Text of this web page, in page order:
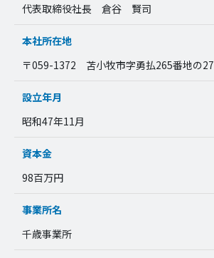
代表取締役社長 倉谷 賢司
本社所在地
〒059-1372 苫小牧市字勇払265番地の27
設立年月
昭和47年11月
資本金
98百万円
事業所名
千歳事業所